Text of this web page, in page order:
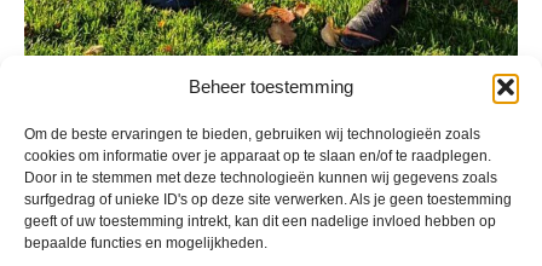
Beheer toestemming
Om de beste ervaringen te bieden, gebruiken wij technologieën zoals
cookies om informatie over je apparaat op te slaan en/of te raadplegen.
Door in te stemmen met deze technologieën kunnen wij gegevens zoals
surfgedrag of unieke ID's op deze site verwerken. Als je geen toestemming
geeft of uw toestemming intrekt, kan dit een nadelige invloed hebben op
bepaalde functies en mogelijkheden.
Geplaatst inBerichten seizoen 2018-2019